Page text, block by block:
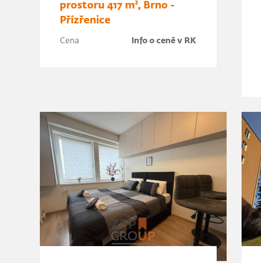
prostoru 417 m², Brno -
Přízřenice
Cena Info o ceně v RK